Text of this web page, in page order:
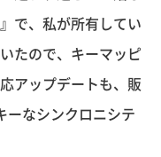
で、私が所有してい
たので、キーマッピ
アップデートも、販
ーなシンクロニシテ